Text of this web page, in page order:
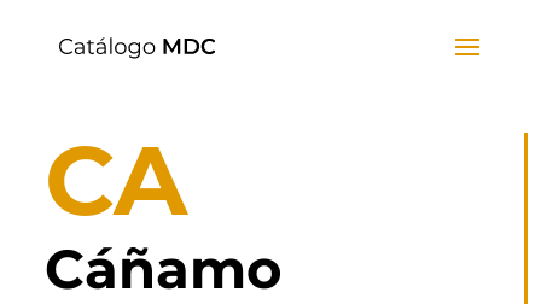
CA
Cáñamo